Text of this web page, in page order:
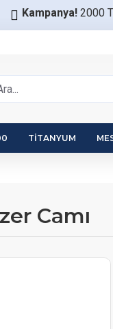
Kampanya! 2000
TITANYUM
Camı